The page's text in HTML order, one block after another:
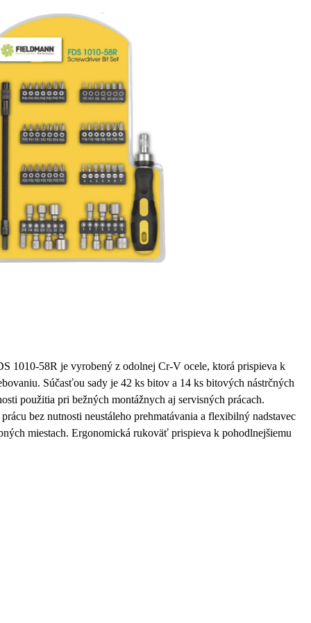
1010-58R je vyrobený z odolnej Cr-V ocele, ktorá prispieva k
Súčasťou sady je 42 ks bitov a 14 ks bitových nástrčných
použitia pri bežných montážnych aj servisných prácach.
bez nutnosti neustáleho prehmatávania a flexibilný nadstavec
miestach. Ergonomická rukoväť prispieva k pohodlnejšiemu